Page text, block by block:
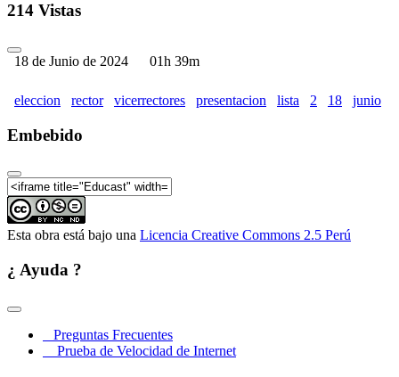
214 Vistas
18 de Junio de 2024 01h 39m
eleccion rector vicerrectores presentacion lista 2 18 junio
Embebido
Esta obra está bajo una Licencia Creative Commons 2.5 Perú
¿ Ayuda ?
Preguntas Frecuentes
Prueba de Velocidad de Internet